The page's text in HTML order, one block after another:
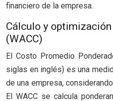
financiero de la empresa.
Cálculo y
(WACC)
El Costo Promedio
siglas en inglés) es una
de una empresa,
El WACC se calcula